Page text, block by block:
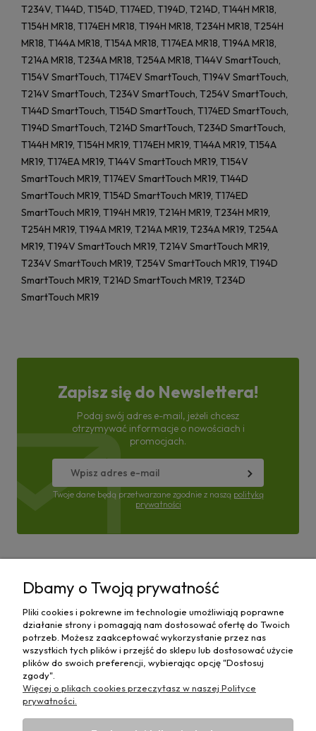
T234V, T144D, T154D, T174ED, T194D, T214D, T144H MR18,
T154H MR18, T174EH MR18, T194H MR18, T234H MR18, T254H
MR18, T144A MR18, T154A MR18, T174EA MR18, T194A MR18,
T214A MR18, T234A MR18, T254A MR18, T144V SmartTouch,
T154V SmartTouch, T174EV SmartTouch, T194V SmartTouch,
T214V SmartTouch, T234V SmartTouch, T254V SmartTouch,
T144D SmartTouch, T154D SmartTouch, T174ED SmartTouch,
T194D SmartTouch, T214D SmartTouch, T234D SmartTouch,
T144H MR19, T154H MR19, T174EH MR19, T144A MR19, T154A
MR19, T174EA MR19, T144V SmartTouch MR19, T154V
SmartTouch MR19, T174EV SmartTouch MR19, T144D
SmartTouch MR19, T154D SmartTouch MR19, T174ED
SmartTouch MR19, T194H MR19, T214H MR19, T234H MR19,
T254H MR19, T194A MR19, T214A MR19, T234A MR19, T254A
MR19, T194V SmartTouch MR19, T214V SmartTouch MR19,
T234V SmartTouch MR19, T254V SmartTouch MR19, T194D
SmartTouch MR19, T214D SmartTouch MR19, T234D
SmartTouch MR19
Zapisz się do Newslettera!
Podaj swój adres e-mail, jeżeli chcesz
otrzymywać informacje o nowościach i
promocjach.
Twoje dane będą przetwarzane zgodnie z naszą polityką
prywatności
Moje konto
Płatności i dostawa
Informacje
O nas
Dbamy o Twoją prywatność
Pliki cookies i pokrewne im technologie umożliwiają poprawne
działanie strony i pomagają nam dostosować ofertę do Twoich
potrzeb. Możesz zaakceptować wykorzystanie przez nas
wszystkich tych plików i przejść do sklepu lub dostosować użycie
plików do swoich preferencji, wybierając opcję "Dostosuj
zgody".
Więcej o plikach cookies przeczytasz w naszej Polityce
prywatności.